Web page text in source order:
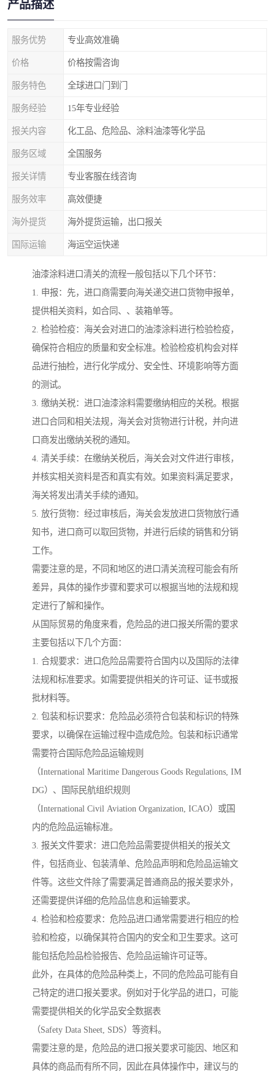
产品描述
服务优势 专业高效准确
价格 价格按需咨询
服务特色 全球进口门到门
服务经验 15年专业经验
报关内容 化工品、危险品、涂料油漆等化学品
服务区域 全国服务
报关详情 专业客服在线咨询
服务效率 高效便捷
海外提货 海外提货运输，出口报关
国际运输 海运空运快递
油漆涂料进口清关的流程一般包括以下几个环节：
1. 申报：先，进口商需要向海关递交进口货物申报单，
提供相关资料，如合同、、装箱单等。
2. 检验检疫：海关会对进口的油漆涂料进行检验检疫，
确保符合相应的质量和安全标准。检验检疫机构会对样
品进行抽检，进行化学成分、安全性、环境影响等方面
的测试。
3. 缴纳关税：进口油漆涂料需要缴纳相应的关税。根据
进口合同和相关法规，海关会对货物进行计税，并向进
口商发出缴纳关税的通知。
4. 清关手续：在缴纳关税后，海关会对文件进行审核，
并核实相关资料是否和真实有效。如果资料满足要求，
海关将发出清关手续的通知。
5. 放行货物：经过审核后，海关会发放进口货物放行通
知书，进口商可以取回货物，并进行后续的销售和分销
工作。
需要注意的是，不同和地区的进口清关流程可能会有所
差异，具体的操作步骤和要求可以根据当地的法规和规
定进行了解和操作。
从国际贸易的角度来看，危险品的进口报关所需的要求
主要包括以下几个方面：
1. 合规要求：进口危险品需要符合国内以及国际的法律
法规和标准要求。如需要提供相关的许可证、证书或报
批材料等。
2. 包装和标识要求：危险品必须符合包装和标识的特殊
要求，以确保在运输过程中造成危险。包装和标识通常
需要符合国际危险品运输规则
（International Maritime Dangerous Goods Regulations, IM
DG）、国际民航组织规则
（International Civil Aviation Organization, ICAO）或国
内的危险品运输标准。
3. 报关文件要求：进口危险品需要提供相关的报关文
件，包括商业、包装清单、危险品声明和危险品运输文
件等。这些文件除了需要满足普通商品的报关要求外，
还需要提供详细的危险品信息和运输要求。
4. 检验和检疫要求：危险品进口通常需要进行相应的检
验和检疫，以确保其符合国内的安全和卫生要求。这可
能包括危险品检验报告、危险品运输许可证等。
此外，在具体的危险品种类上，不同的危险品可能有自
己特定的进口报关要求。例如对于化学品的进口，可能
需要提供相关的化学品安全数据表
（Safety Data Sheet, SDS）等资料。
需要注意的是，危险品的进口报关要求可能因、地区和
具体的商品而有所不同，因此在具体操作中，建议与的